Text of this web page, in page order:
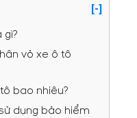
[-]
vỏ xe ô tô
bao nhiêu?
dụng bảo hiểm